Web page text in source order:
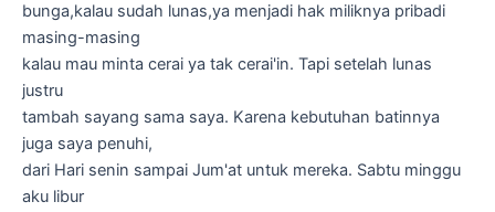
bunga,kalau sudah lunas,ya menjadi hak miliknya pribadi
masing-masing
kalau mau minta cerai ya tak cerai'in. Tapi setelah lunas
justru
tambah sayang sama saya. Karena kebutuhan batinnya
juga saya penuhi,
dari Hari senin sampai Jum'at untuk mereka. Sabtu minggu
aku libur